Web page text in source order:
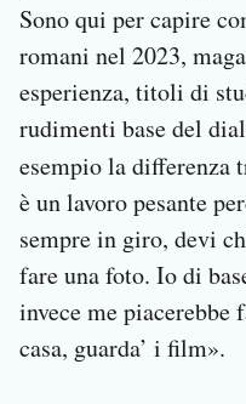
Sono qui per capire
romani nel 2023,
esperienza, titoli di
rudimenti base del
esempio la differenza
è un lavoro pesante
sempre in giro, devi
fare una foto. Io di
invece me piacerebbe
casa, guarda’ i film».